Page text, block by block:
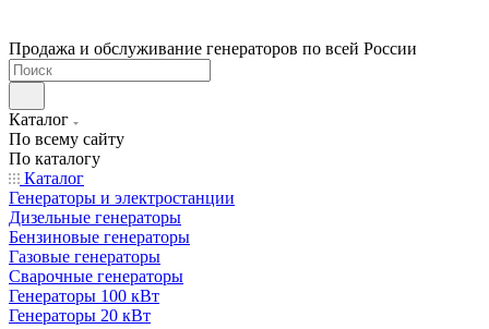
Продажа и обслуживание генераторов по всей России
Каталог
По всему сайту
По каталогу
Каталог
Генераторы и электростанции
Дизельные генераторы
Бензиновые генераторы
Газовые генераторы
Сварочные генераторы
Генераторы 100 кВт
Генераторы 20 кВт